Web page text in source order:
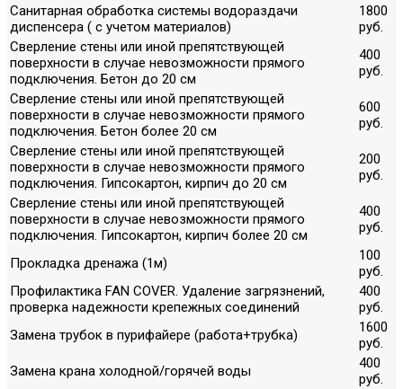
Санитарная обработка системы водораздачи
диспенсера ( с учетом материалов)
1800
руб.
Сверление стены или иной препятствующей
поверхности в случае невозможности прямого
подключения. Бетон до 20 см
400
руб.
Сверление стены или иной препятствующей
поверхности в случае невозможности прямого
подключения. Бетон более 20 см
600
руб.
Сверление стены или иной препятствующей
поверхности в случае невозможности прямого
подключения. Гипсокартон, кирпич до 20 см
200
руб.
Сверление стены или иной препятствующей
поверхности в случае невозможности прямого
подключения. Гипсокартон, кирпич более 20 см
400
руб.
Прокладка дренажа (1м)
100
руб.
Профилактика FAN COVER. Удаление загрязнений,
проверка надежности крепежных соединений
400
руб.
Замена трубок в пурифайере (работа+трубка)
1600
руб.
Замена крана холодной/горячей воды
400
руб.